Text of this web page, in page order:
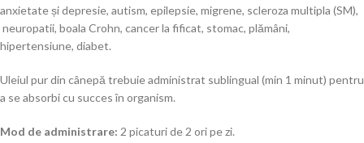
anxietate și depresie, autism, epilepsie, migrene, scleroza multipla (SM),
neuropatii, boala Crohn, cancer la fificat, stomac, plămâni,
hipertensiune, diabet.
Uleiul pur din cânepă trebuie administrat sublingual (min 1 minut) pentru
a se absorbi cu succes în organism.
Mod de administrare: 2 picaturi de 2 ori pe zi.